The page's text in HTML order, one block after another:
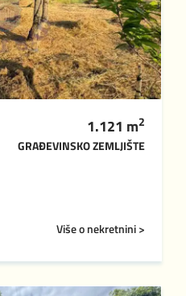
1.121 m2
GRAĐEVINSKO ZEMLJIŠTE
Više o nekretnini >